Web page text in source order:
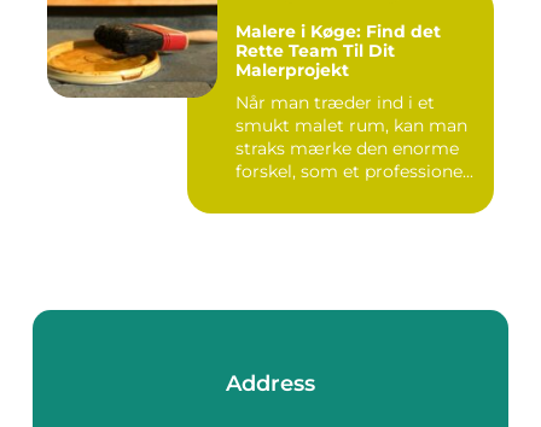
Malere i Køge: Find det
Rette Team Til Dit
Malerprojekt
Når man træder ind i et
smukt malet rum, kan man
straks mærke den enorme
forskel, som et professione...
Address